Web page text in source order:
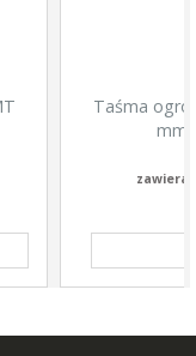
Taśma
mm,
zawiera